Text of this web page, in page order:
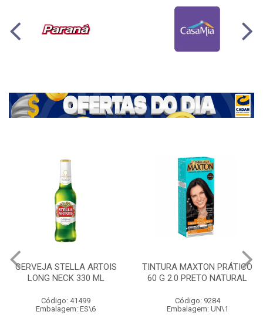
CERVEJA STELLA ARTOIS
LONG NECK 330 ML
Código: 41499
Embalagem: ES\6
TINTURA MAXTON PRÁTICO
60 G 2.0 PRETO NATURAL
Código: 9284
Embalagem: UN\1